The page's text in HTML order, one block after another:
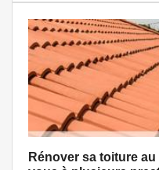
Rénover sa toiture